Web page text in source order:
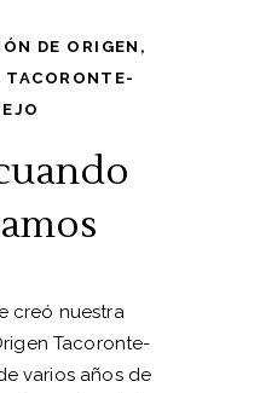
DE ORIGEN ,
TACORONTE-
creó nuestra
Tacoronte-
varios años de